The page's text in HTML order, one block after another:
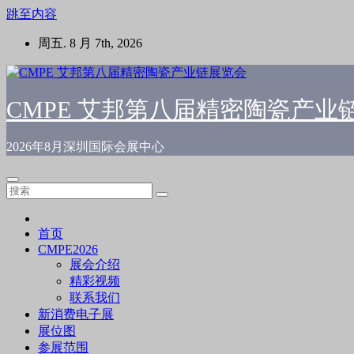
跳至内容
周五. 8 月 7th, 2026
CMPE 艾邦第八届精密陶瓷产业
2026年8月深圳国际会展中心
首页
CMPE2026
展会介绍
精彩视频
联系我们
新消费电子展
展位图
参展范围